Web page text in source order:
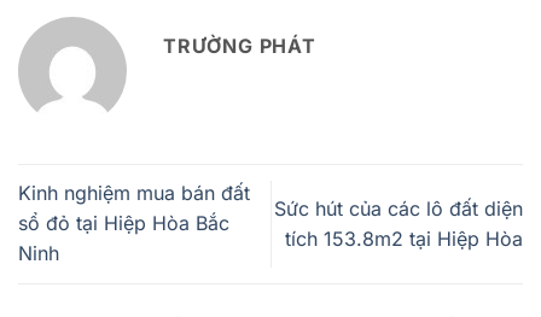
TRƯỜNG PHÁT
Kinh nghiệm mua bán đất
sổ đỏ tại Hiệp Hòa Bắc
Ninh
Sức hút của các lô đất diện
tích 153.8m2 tại Hiệp Hòa